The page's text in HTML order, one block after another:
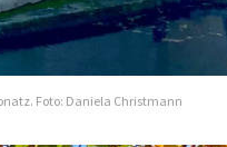
Foto: Daniela Christmann